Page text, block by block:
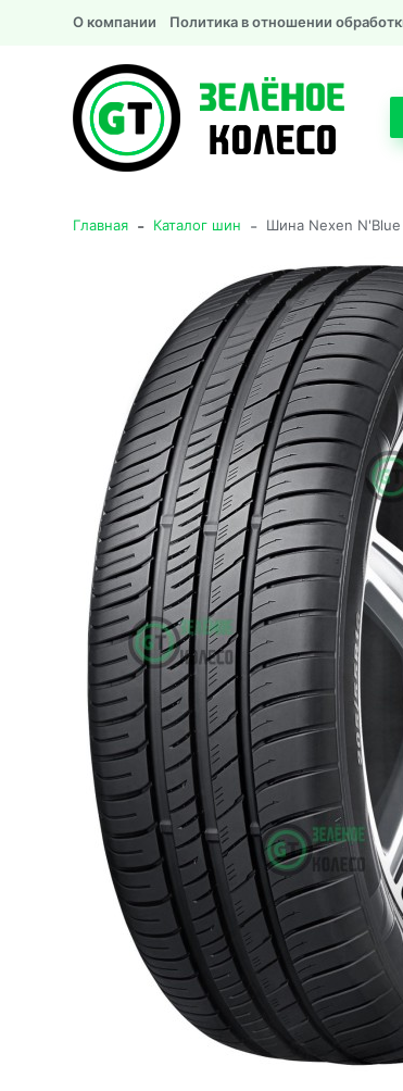
О компании Политика в отношении
Главная - Каталог шин - Шина Nexen N'Blue